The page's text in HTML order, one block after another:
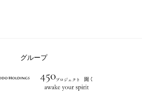
グループ